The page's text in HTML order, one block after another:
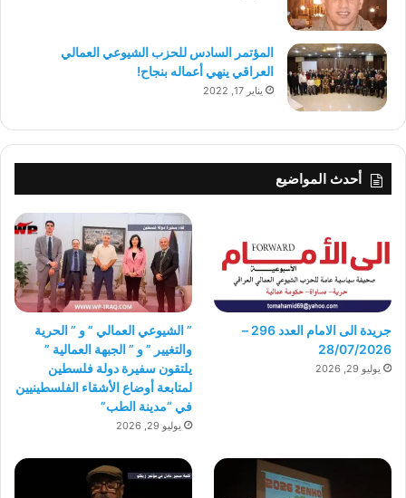
المؤتمر السادس للحزب الشيوعي العمالي
العراقي ينهي أعماله بنجاح!
يناير 17, 2022
أحدث المواضيع
جريدة الى الامام العدد 296 –
28/07/2026
يوليو 29, 2026
” الشيوعي العمالي ” و ” الحرية
والتغيير ” و ” الجبهة العمالية ”
يلتقون سفيرة دولة فلسطين
لمتابعة أوضاع الأشقاء الفلسطينيين
في “مدينة الطب”
يوليو 29, 2026